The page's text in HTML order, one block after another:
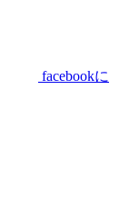
facebookに